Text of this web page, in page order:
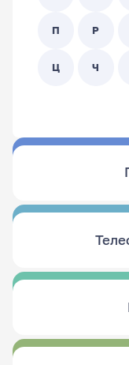
П Р
Ц Ч